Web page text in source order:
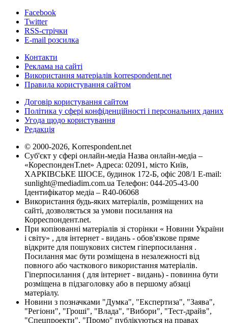
Facebook
Twitter
RSS-стрічки
E-mail розсилка
Контакти
Реклама на сайті
Використання матеріалів korrespondent.net
Правила користування сайтом
Договір користування сайтом
Політика у сфері конфіденційності і персональних даних
Угода щодо користування
Редакція
© 2000-2026, Korrespondent.net
Суб'єкт у сфері онлайн-медіа Назва онлайн-медіа –
«КореспонденТ.net» Адреса: 02091, місто Київ,
ХАРКІВСЬКЕ ШОСЕ, будинок 172-Б, офіс 208/1 E-mail:
sunlight@mediadim.com.ua Телефон: 044-205-43-00
Ідентифікатор медіа – R40-06068
Використання будь-яких матеріалів, розміщених на
сайті, дозволяється за умови посилання на
Корреспондент.net.
При копіюванні матеріалів зі сторінки « Новини України
і світу» , для інтернет - видань - обов'язкове пряме
відкрите для пошукових систем гіперпосилання .
Посилання має бути розміщена в незалежності від
повного або часткового використання матеріалів.
Гіперпосилання ( для інтернет - видань) - повинна бути
розміщена в підзаголовку або в першому абзаці
матеріалу.
Новини з позначками "Думка", "Експертиза", "Заява",
"Регіони", "Гроші", "Влада", "Вибори", "Тест-драйв",
"Спецпроекти", "Промо" публікуються на правах